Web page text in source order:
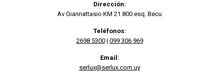
Dirección:
Av Giannattasio KM 21.800 esq. Becu
Teléfonos:
2698 5300| 099 306 969
Email:
serlux@serlux.com.uy